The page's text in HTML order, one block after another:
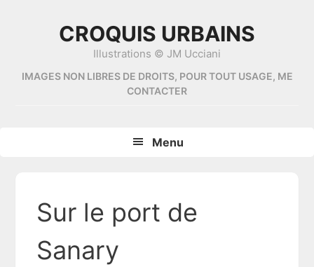
CROQUIS URBAINS
Illustrations © JM Ucciani
IMAGES NON LIBRES DE DROITS, POUR TOUT USAGE, ME
CONTACTER
Menu
Sur le port de
Sanary